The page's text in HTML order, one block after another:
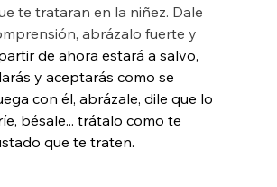
te trataran en la niñez. Dale
abrázalo fuerte y
de ahora estará a salvo,
y aceptarás como se
con él, abrázale, dile que lo
bésale... trátalo como te
que te traten.